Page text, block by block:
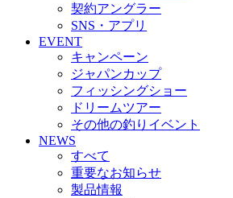
契約アングラー
SNS・アプリ
EVENT
キャンペーン
ジャパンカップ
フィッシングショー
ドリームツアー
その他の釣りイベント
NEWS
すべて
重要なお知らせ
製品情報